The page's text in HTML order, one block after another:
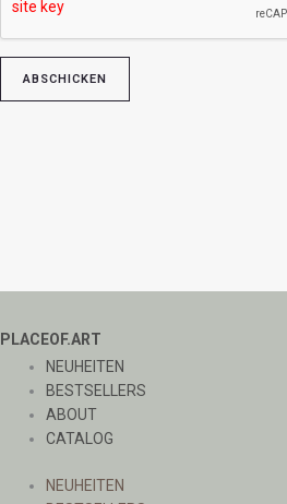
PLACEOF.ART
NEUHEITEN
BESTSELLERS
ABOUT
CATALOG
NEUHEITEN